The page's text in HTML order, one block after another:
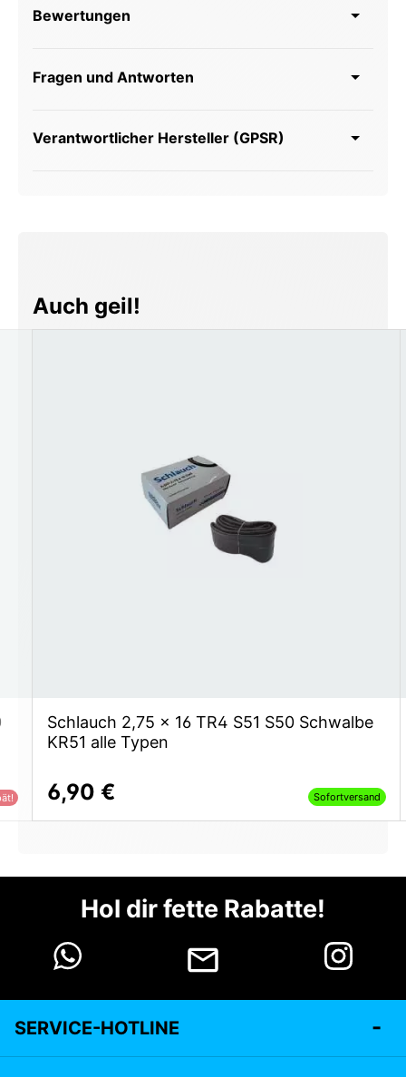
Bewertungen
Fragen und Antworten
Verantwortlicher Hersteller (GPSR)
Produktgalerie überspringen
Auch geil!
Schlauch 2,75 x 16 TR4 S51 S50 Schwalbe
KR51 alle Typen
6,90 € Sofortversand
Hol dir fette Rabatte!
SERVICE-HOTLINE